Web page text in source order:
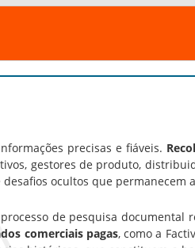
precisas e fiáveis.
gestores de produto,
ocultos que permanecem
de pesquisa documental
comerciais pagas, como a